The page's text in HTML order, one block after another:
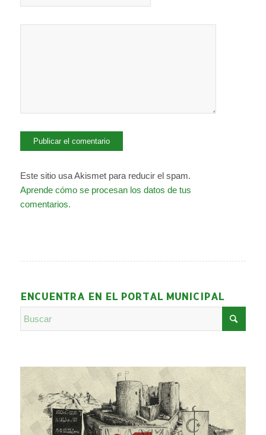
Este sitio usa Akismet para reducir el spam.
Aprende cómo se procesan los datos de tus
comentarios.
ENCUENTRA EN EL PORTAL MUNICIPAL